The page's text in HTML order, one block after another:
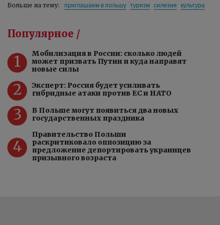
Больше на тему: приглашаем в польшу туризм силезия культура
Популярное /
1
Мобилизация в России: сколько людей
может призвать Путин и куда направят
новые силы
2
Эксперт: Россия будет усиливать
гибридные атаки против ЕС и НАТО
3
В Польше могут появиться два новых
государственных праздника
4
Правительство Польши
раскритиковало оппозицию за
предложение депортировать украинцев
призывного возраста